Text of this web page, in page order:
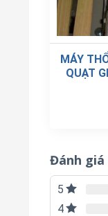
MÁY
QUẠT
Đánh giá
5
4